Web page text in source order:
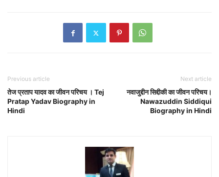
Previous article
तेज प्रताप यादव का जीवन परिचय । Tej
Pratap Yadav Biography in
Hindi
Next article
नवाजुद्दीन सिद्दीकी का जीवन परिचय।
Nawazuddin Siddiqui
Biography in Hindi